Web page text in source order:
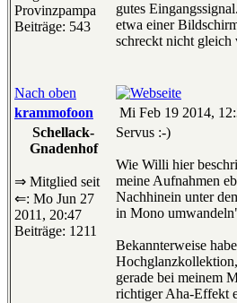
Provinzpampa
Beiträge: 543
gutes
etwa einer
schreckt nicht gleich
Nach oben
krammofoon
Mi Feb 19 2014,
Schellack-
Gnadenhof
⇒ Mitglied seit
⇐: Mo Jun 27
2011, 20:47
Beiträge: 1211
Servus :-)
Wie Willi hier
meine Aufnahmen
Nachhinein unter
in Mono
Bekannterweise
gerade bei meinem
richtiger Aha-Effekt